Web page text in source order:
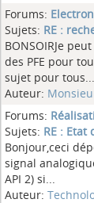
Forums:
Sujets: RE :
BONSOIRJe
des PFE pour
sujet pour tous...
Auteur:
Forums:
Sujets: RE :
Bonjour,ceci
signal
API 2) si...
Auteur: